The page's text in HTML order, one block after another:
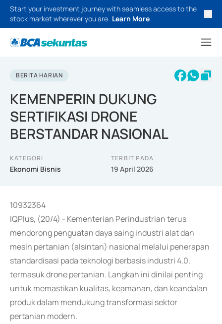
Start your investment journey with seamless access to the
stock market wherever you are. Learn More
BERITA HARIAN
KEMENPERIN DUKUNG
SERTIFIKASI DRONE
BERSTANDAR NASIONAL
KATEGORI
Ekonomi Bisnis
TERBIT PADA
19 April 2026
10932364
IQPlus, (20/4) - Kementerian Perindustrian terus
mendorong penguatan daya saing industri alat dan
mesin pertanian (alsintan) nasional melalui penerapan
standardisasi pada teknologi berbasis industri 4.0,
termasuk drone pertanian. Langkah ini dinilai penting
untuk memastikan kualitas, keamanan, dan keandalan
produk dalam mendukung transformasi sektor
pertanian modern.